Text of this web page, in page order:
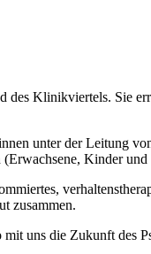
Klinikviertels. Sie
unter der Leitung
Kinder
zusammen.
uns die Zukunft des